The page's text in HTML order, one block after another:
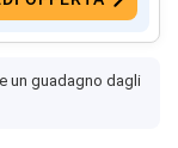
un guadagno dagli